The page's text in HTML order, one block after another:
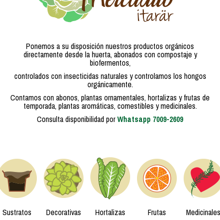
Ponemos a su disposición nuestros productos orgánicos
directamente desde la huerta, abonados con compostaje y
biofermentos,
controlados con insecticidas naturales y controlamos los hongos
orgánicamente.
Contamos con abonos, plantas ornamentales, hortalizas y frutas de
temporada, plantas aromáticas, comestibles y medicinales.
Consulta disponibilidad porWhatsapp 7009-2609
Sustratos Decorativas Hortalizas Frutas Medicinales